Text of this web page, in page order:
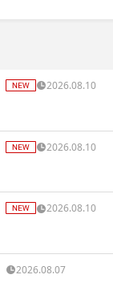
2026.08.10
2026.08.10
2026.08.10
2026.08.07